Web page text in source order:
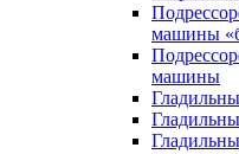
машины
машины